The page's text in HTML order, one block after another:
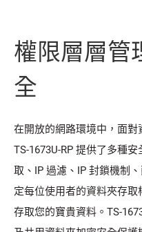
權限層層管
全
在開放的網路環境中，面對
TS-1673U-RP 提供了多種
取、IP 過濾、IP 封鎖機制
定每位使用者的資料夾存
存取您的寶貴資料。TS-